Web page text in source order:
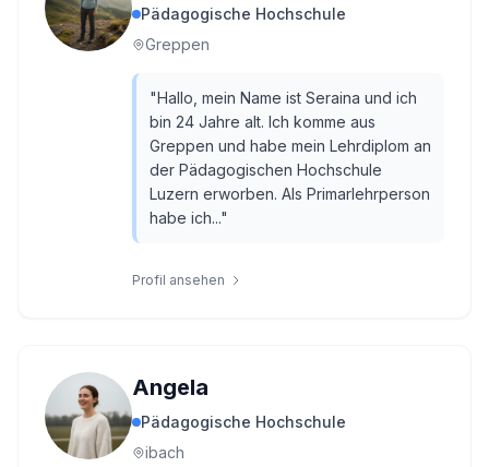
Pädagogische Hochschule
Greppen
"Hallo, mein Name ist Seraina und ich
bin 24 Jahre alt. Ich komme aus
Greppen und habe mein Lehrdiplom an
der Pädagogischen Hochschule
Luzern erworben. Als Primarlehrperson
habe ich..."
Profil ansehen
Angela
Pädagogische Hochschule
ibach